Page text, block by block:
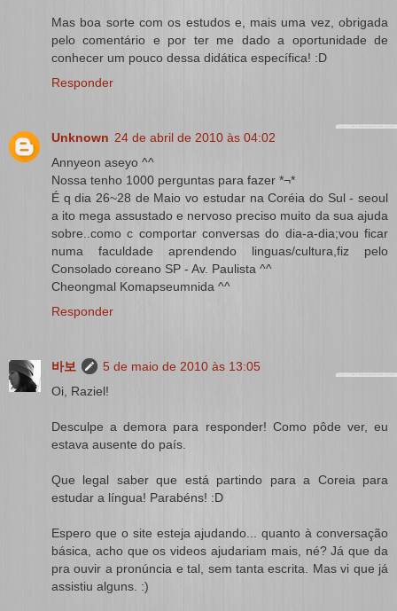
Mas boa sorte com os estudos e, mais uma vez, obrigada
pelo comentário e por ter me dado a oportunidade de
conhecer um pouco dessa didática específica! :D
Responder
Unknown 24 de abril de 2010 às 04:02
Annyeon aseyo ^^
Nossa tenho 1000 perguntas para fazer *¬*
É q dia 26~28 de Maio vo estudar na Coréia do Sul - seoul
a ito mega assustado e nervoso preciso muito da sua ajuda
sobre..como c comportar conversas do dia-a-dia;vou ficar
numa faculdade aprendendo linguas/cultura,fiz pelo
Consolado coreano SP - Av. Paulista ^^
Cheongmal Komapseumnida ^^
Responder
바보
5 de maio de 2010 às 13:05
Oi, Raziel!
Desculpe a demora para responder! Como pôde ver, eu
estava ausente do país.
Que legal saber que está partindo para a Coreia para
estudar a língua! Parabéns! :D
Espero que o site esteja ajudando... quanto à conversação
básica, acho que os videos ajudariam mais, né? Já que da
pra ouvir a pronúncia e tal, sem tanta escrita. Mas vi que já
assistiu alguns. :)